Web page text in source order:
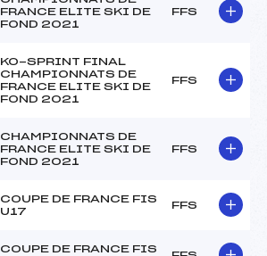
FRANCE ELITE SKI DE
FOND 2021
FFS
KO-SPRINT FINAL
CHAMPIONNATS DE
FRANCE ELITE SKI DE
FOND 2021
FFS
CHAMPIONNATS DE
FRANCE ELITE SKI DE
FOND 2021
FFS
COUPE DE FRANCE FIS
U17
FFS
COUPE DE FRANCE FIS